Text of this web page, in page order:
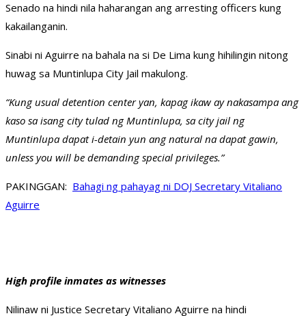
Senado na hindi nila haharangan ang arresting officers kung
kakailanganin.
Sinabi ni Aguirre na bahala na si De Lima kung hihilingin nitong
huwag sa Muntinlupa City Jail makulong.
“Kung usual detention center yan, kapag ikaw ay nakasampa ang
kaso sa isang city tulad ng Muntinlupa, sa city jail ng
Muntinlupa dapat i-detain yun ang natural na dapat gawin,
unless you will be demanding special privileges.”
PAKINGGAN: Bahagi ng pahayag ni DOJ Secretary Vitaliano
Aguirre
High profile inmates as witnesses
Nilinaw ni Justice Secretary Vitaliano Aguirre na hindi